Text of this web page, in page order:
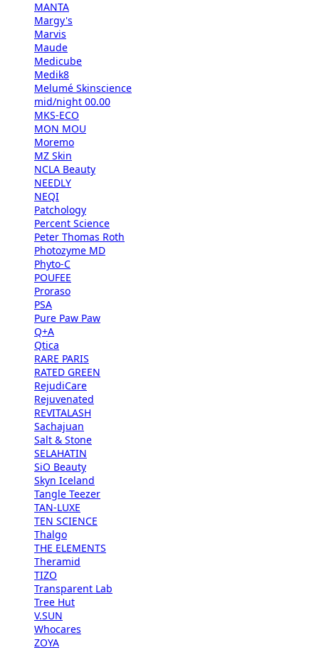
MANTA
Margy's
Marvis
Maude
Medicube
Medik8
Melumé Skinscience
mid/night 00.00
MKS-ECO
MON MOU
Moremo
MZ Skin
NCLA Beauty
NEEDLY
NEQI
Patchology
Percent Science
Peter Thomas Roth
Photozyme MD
Phyto-C
POUFEE
Proraso
PSA
Pure Paw Paw
Q+A
Qtica
RARE PARIS
RATED GREEN
RejudiCare
Rejuvenated
REVITALASH
Sachajuan
Salt & Stone
SELAHATIN
SiO Beauty
Skyn Iceland
Tangle Teezer
TAN-LUXE
TEN SCIENCE
Thalgo
THE ELEMENTS
Theramid
TIZO
Transparent Lab
Tree Hut
V.SUN
Whocares
ZOYA